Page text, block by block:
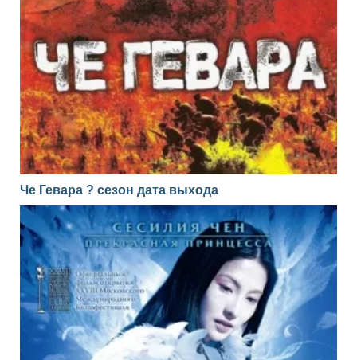
Че Гевара ? сезон дата выхода